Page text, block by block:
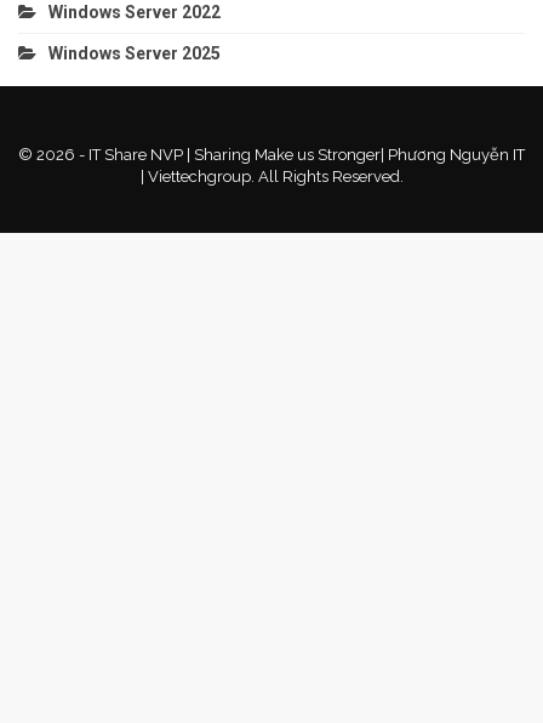
Windows Server 2022
Windows Server 2025
© 2026 - IT Share NVP | Sharing Make us Stronger| Phương Nguyễn IT
| Viettechgroup. All Rights Reserved.